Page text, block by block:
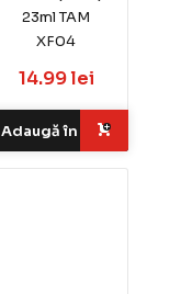
23ml TAM
XF04
14.99 lei
Adaugă în coș